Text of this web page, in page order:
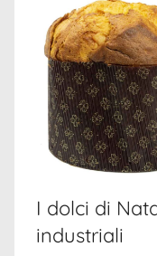
I dolci di
industriali